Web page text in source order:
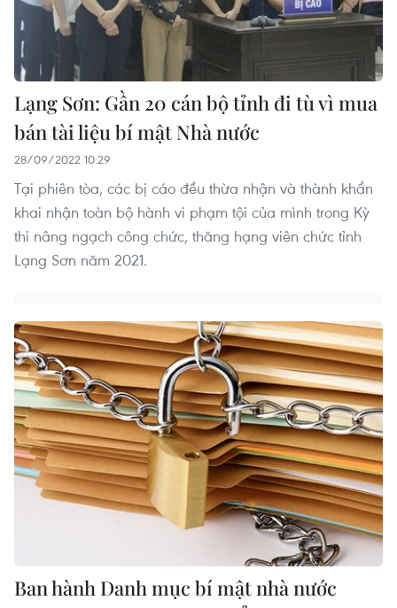
Lạng Sơn: Gần 20 cán bộ tỉnh đi tù vì mua
bán tài liệu bí mật Nhà nước
28/09/2022 10:29
Tại phiên tòa, các bị cáo đều thừa nhận và thành khẩn
khai nhận toàn bộ hành vi phạm tội của mình trong Kỳ
thi nâng ngạch công chức, thăng hạng viên chức tỉnh
Lạng Sơn năm 2021.
Ban hành Danh mục bí mật nhà nước